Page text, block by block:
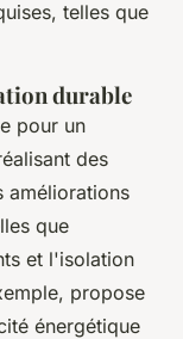
telles que
durable
pour un
des
améliorations
que
et l'isolation
propose
énergétique